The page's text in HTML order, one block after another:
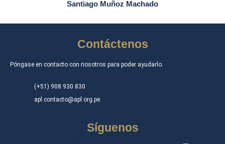
Santiago Muñoz Machado
Contáctenos
Póngase en contacto con nosotros para poder ayudarlo.
(+51) 908 930 830
apl.contacto@apl.org.pe
Síguenos